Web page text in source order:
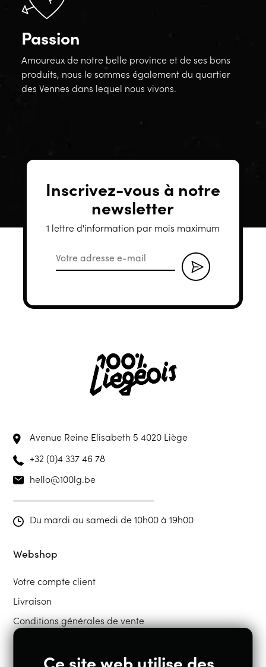
Passion
Amoureux de notre belle province et de ses bons
produits, nous le sommes également du quartier
des Vennes dans lequel nous vivons.
Inscrivez-vous à notre
newsletter
1 lettre d'information par mois maximum
Avenue Reine Elisabeth 54020 Liège
+32 (0)4 337 46 78
hello@100lg.be
Du mardi au samedi de 10h00 à 19h00
Webshop
Votre compte client
Livraison
Conditions générales de vente
Restons en contact
Ce site web utilise des